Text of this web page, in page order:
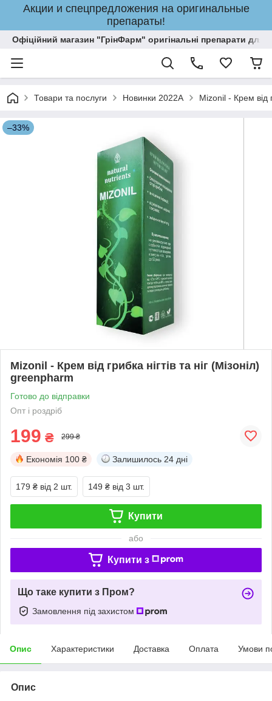
Акции и спецпредложения на оригинальные
препараты!
Офіційний магазин "ГрінФарм" оригінальні препарати для
Товари та послуги Новинки 2022A Mizonil - Крем від
–33%
Mizonil - Крем від грибка нігтів та ніг (Мізоніл)
greenpharm
Готово до відправки
Опт і роздріб
199 ₴ 299 ₴
Економія 100 ₴ Залишилось 24 дні
179 ₴ від 2 шт. 149 ₴ від 3 шт.
Купити
або
Купити з
Що таке купити з Пром?
Замовлення під захистом
Опис Характеристики Доставка Оплата Умови
Опис